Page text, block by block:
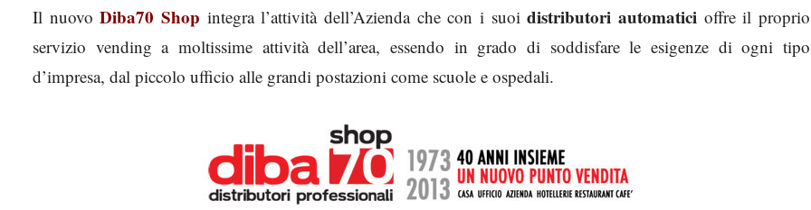
Il nuovoDiba70 Shop integra l’attività dell’Azienda che con i suoidistributori automatici offre il proprio
servizio vending a moltissime attività dell’area, essendo in grado di soddisfare le esigenze di ogni tipo
d’impresa, dal piccolo ufficio alle grandi postazioni come scuole e ospedali.